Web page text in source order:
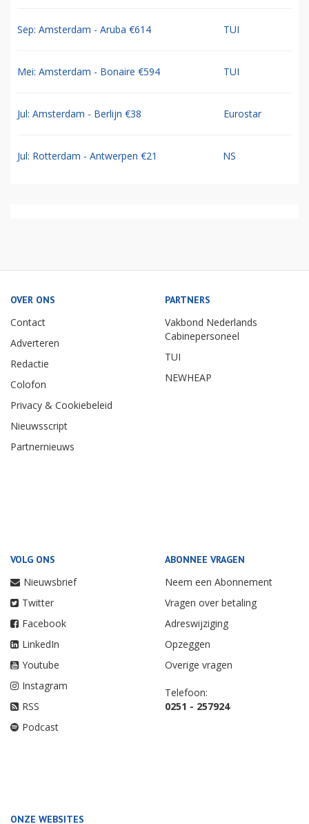
Sep: Amsterdam - Aruba €614 TUI
Mei: Amsterdam - Bonaire €594 TUI
Jul: Amsterdam - Berlijn €38 Eurostar
Jul: Rotterdam - Antwerpen €21 NS
OVER ONS
Contact
Adverteren
Redactie
Colofon
Privacy & Cookiebeleid
Nieuwsscript
Partnernieuws
PARTNERS
Vakbond Nederlands
Cabinepersoneel
TUI
NEWHEAP
VOLG ONS
Nieuwsbrief
Twitter
Facebook
LinkedIn
Youtube
Instagram
RSS
Podcast
ABONNEE VRAGEN
Neem een Abonnement
Vragen over betaling
Adreswijziging
Opzeggen
Overige vragen
Telefoon:
0251 - 257924
ONZE WEBSITES